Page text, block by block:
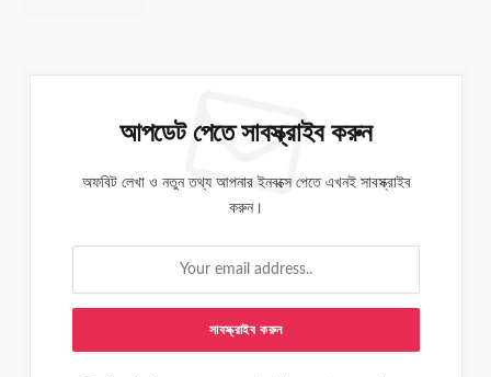
আপডেট পেতে সাবস্ক্রাইব করুন
অফবিট লেখা ও নতুন তথ্য আপনার ইনবক্সে পেতে এখনই সাবস্ক্রাইব
করুন।